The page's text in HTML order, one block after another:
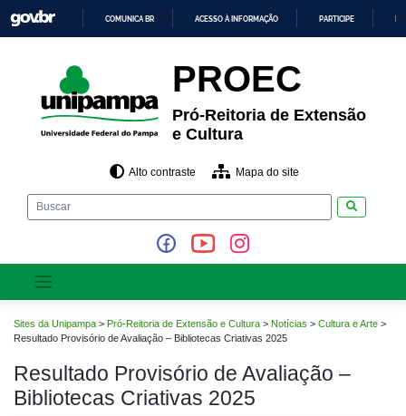
para
o
CONTEÚDO
COMUNICA BR ACESSO À INFORMAÇÃO PARTICIPE
PROEC
Pró-Reitoria de Extensão
e Cultura
Alto contraste Mapa do site
Sites da Unipampa > Pró-Reitoria de Extensão e Cultura > Notícias > Cultura e Arte >
Resultado Provisório de Avaliação – Bibliotecas Criativas 2025
Resultado Provisório de Avaliação –
Bibliotecas Criativas 2025